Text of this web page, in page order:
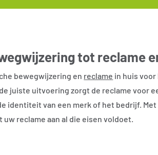
tot reclame
bewegwijzering en reclame in huis
juiste uitvoering zorgt de reclame voor
identiteit van een merk of het bedrijf.
reclame aan al die eisen voldoet.